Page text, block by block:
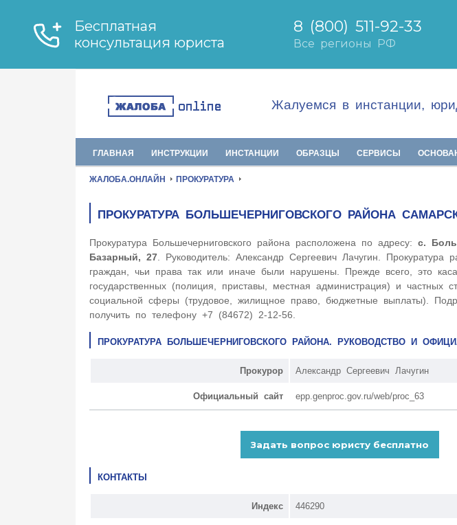
Жалуемся в инстанции,
ГЛАВНАЯ ИНСТРУКЦИИ ИНСТАНЦИИ ОБРАЗЦЫ СЕРВИСЫ
ЖАЛОБА.ОНЛАЙН ПРОКУРАТУРА
ПРОКУРАТУРА БОЛЬШЕЧЕРНИГОВСКОГО РАЙОНА
Прокуратура Большечерниговского района расположена по адресу: с.
Базарный, 27 . Руководитель: Александр Сергеевич Лачугин. Прокуратура
граждан, чьи права так или иначе были нарушены. Прежде всего, это
государственных (полиция, приставы, местная администрация) и частных
социальной сферы (трудовое, жилищное право, бюджетные выплаты).
получить по телефону +7 (84672) 2-12-56.
ПРОКУРАТУРА БОЛЬШЕЧЕРНИГОВСКОГО РАЙОНА. РУКОВОДСТВО И
Прокурор Александр Сергеевич Лачугин
Официальный сайт epp.genproc.gov.ru/web/proc_63
КОНТАКТЫ
Индекс 446290